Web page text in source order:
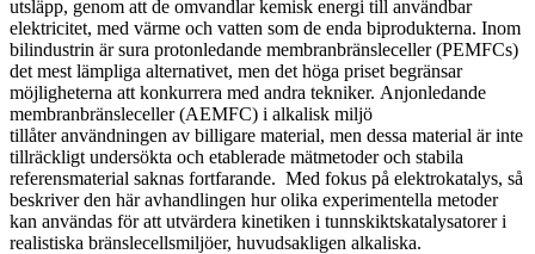
utsläpp, genom att de omvandlar kemisk energi till användbar
elektricitet, med värme och vatten som de enda biprodukterna. Inom
bilindustrin är sura protonledande membranbränsleceller (PEMFCs)
det mest lämpliga alternativet, men det höga priset begränsar
möjligheterna att konkurrera med andra tekniker. Anjonledande
membranbränsleceller (AEMFC) i alkalisk miljö
tillåter användningen av billigare material, men dessa material är inte
tillräckligt undersökta och etablerade mätmetoder och stabila
referensmaterial saknas fortfarande. Med fokus på elektrokatalys, så
beskriver den här avhandlingen hur olika experimentella metoder
kan användas för att utvärdera kinetiken i tunnskiktskatalysatorer i
realistiska bränslecellsmiljöer, huvudsakligen alkaliska.